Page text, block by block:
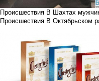
Происшествия В Шахтах
Происшествия В Октябрьском